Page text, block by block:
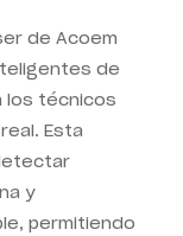
de Acoem
de
los técnicos
Esta
y
permitiendo